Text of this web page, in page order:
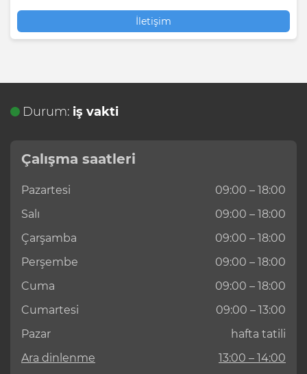
İletişim
Durum: iş vakti
Çalışma saatleri
Pazartesi
09:00 – 18:00
Salı
09:00 – 18:00
Çarşamba
09:00 – 18:00
Perşembe
09:00 – 18:00
Cuma
09:00 – 18:00
Cumartesi
09:00 – 13:00
Pazar
hafta tatili
Ara dinlenme
13:00 – 14:00